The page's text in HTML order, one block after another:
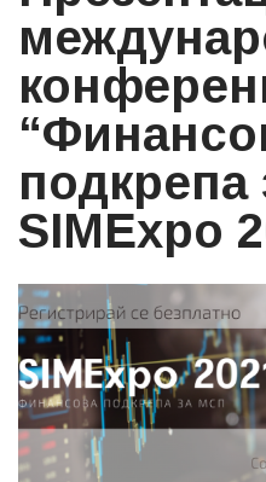
SIMExpo